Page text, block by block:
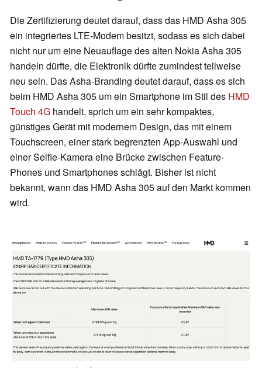
Die Zertifizierung deutet darauf, dass das HMD Asha 305
ein integriertes LTE-Modem besitzt, sodass es sich dabei
nicht nur um eine Neuauflage des alten Nokia Asha 305
handeln dürfte, die Elektronik dürfte zumindest teilweise
neu sein. Das Asha-Branding deutet darauf, dass es sich
beim HMD Asha 305 um ein Smartphone im Stil des HMD
Touch 4G handelt, sprich um ein sehr kompaktes,
günstiges Gerät mit modernem Design, das mit einem
Touchscreen, einer stark begrenzten App-Auswahl und
einer Selfie-Kamera eine Brücke zwischen Feature-
Phones und Smartphones schlägt. Bisher ist nicht
bekannt, wann das HMD Asha 305 auf den Markt kommen
wird.